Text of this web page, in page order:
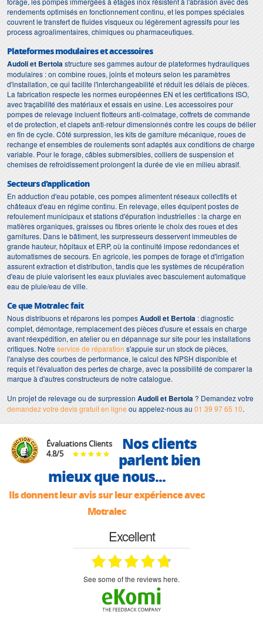
rendements optimisés en fonctionnement continu, et les pompes spéciales
couvrent le transfert de fluides visqueux ou légèrement agressifs pour les
process agroalimentaires, chimiques ou pharmaceutiques.
Plateformes modulaires et accessoires
Audoli et Bertolastructure ses gammes autour de plateformes hydrauliques
modulaires : on combine roues, joints et moteurs selon les paramètres
d'installation, ce qui facilite l'interchangeabilité et réduit les délais de pièces.
La fabrication respecte les normes européennes EN et les certifications ISO,
avec traçabilité des matériaux et essais en usine. Les accessoires pour
pompes de relevage incluent flotteurs anti-colmatage, coffrets de commande
et de protection, et clapets anti-retour dimensionnés contre les coups de bélier
en fin de cycle. Côté surpression, les kits de garniture mécanique, roues de
rechange et ensembles de roulements sont adaptés aux conditions de charge
variable. Pour le forage, câbles submersibles, colliers de suspension et
chemises de refroidissement prolongent la durée de vie en milieu abrasif.
Secteurs d'application
En adduction d'eau potable, ces pompes alimentent réseaux collectifs et
châteaux d'eau en régime continu. En relevage, elles équipent postes de
refoulement municipaux et stations d'épuration industrielles : la charge en
matières organiques, graisses ou fibres oriente le choix des roues et des
garnitures. Dans le bâtiment, les surpresseurs desservent immeubles de
grande hauteur, hôpitaux et ERP, où la continuité impose redondances et
automatismes de secours. En agricole, les pompes de forage et d'irrigation
assurent extraction et distribution, tandis que les systèmes de récupération
d'eau de pluie valorisent les eaux pluviales avec basculement automatique
eau de pluie/eau de ville.
Ce que Motralec fait
Nous distribuons et réparons les pompesAudoli et Bertola : diagnostic
complet, démontage, remplacement des pièces d'usure et essais en charge
avant réexpédition, en atelier ou en dépannage sur site pour les installations
critiques. Notreservice de réparation s'appuie sur un stock de pièces,
l'analyse des courbes de performance, le calcul des NPSH disponible et
requis et l'évaluation des pertes de charge, avec la possibilité de comparer la
marque à d'autres constructeurs de notre catalogue.
Un projet de relevage ou de surpression Audoli et Bertola? Demandez votre
demandez votre devis gratuit en ligne ou appelez-nous au 01 39 97 65 10.
Évaluations Clients
4.8/5
Nos clients
parlent bien
mieux que nous...
Ils donnent leur avis sur leur expérience avec
Motralec
Excellent
see some of the reviews here.